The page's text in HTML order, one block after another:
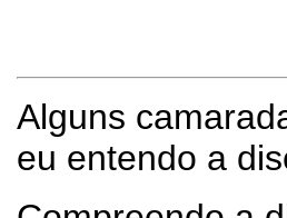
Alguns
eu entendo a